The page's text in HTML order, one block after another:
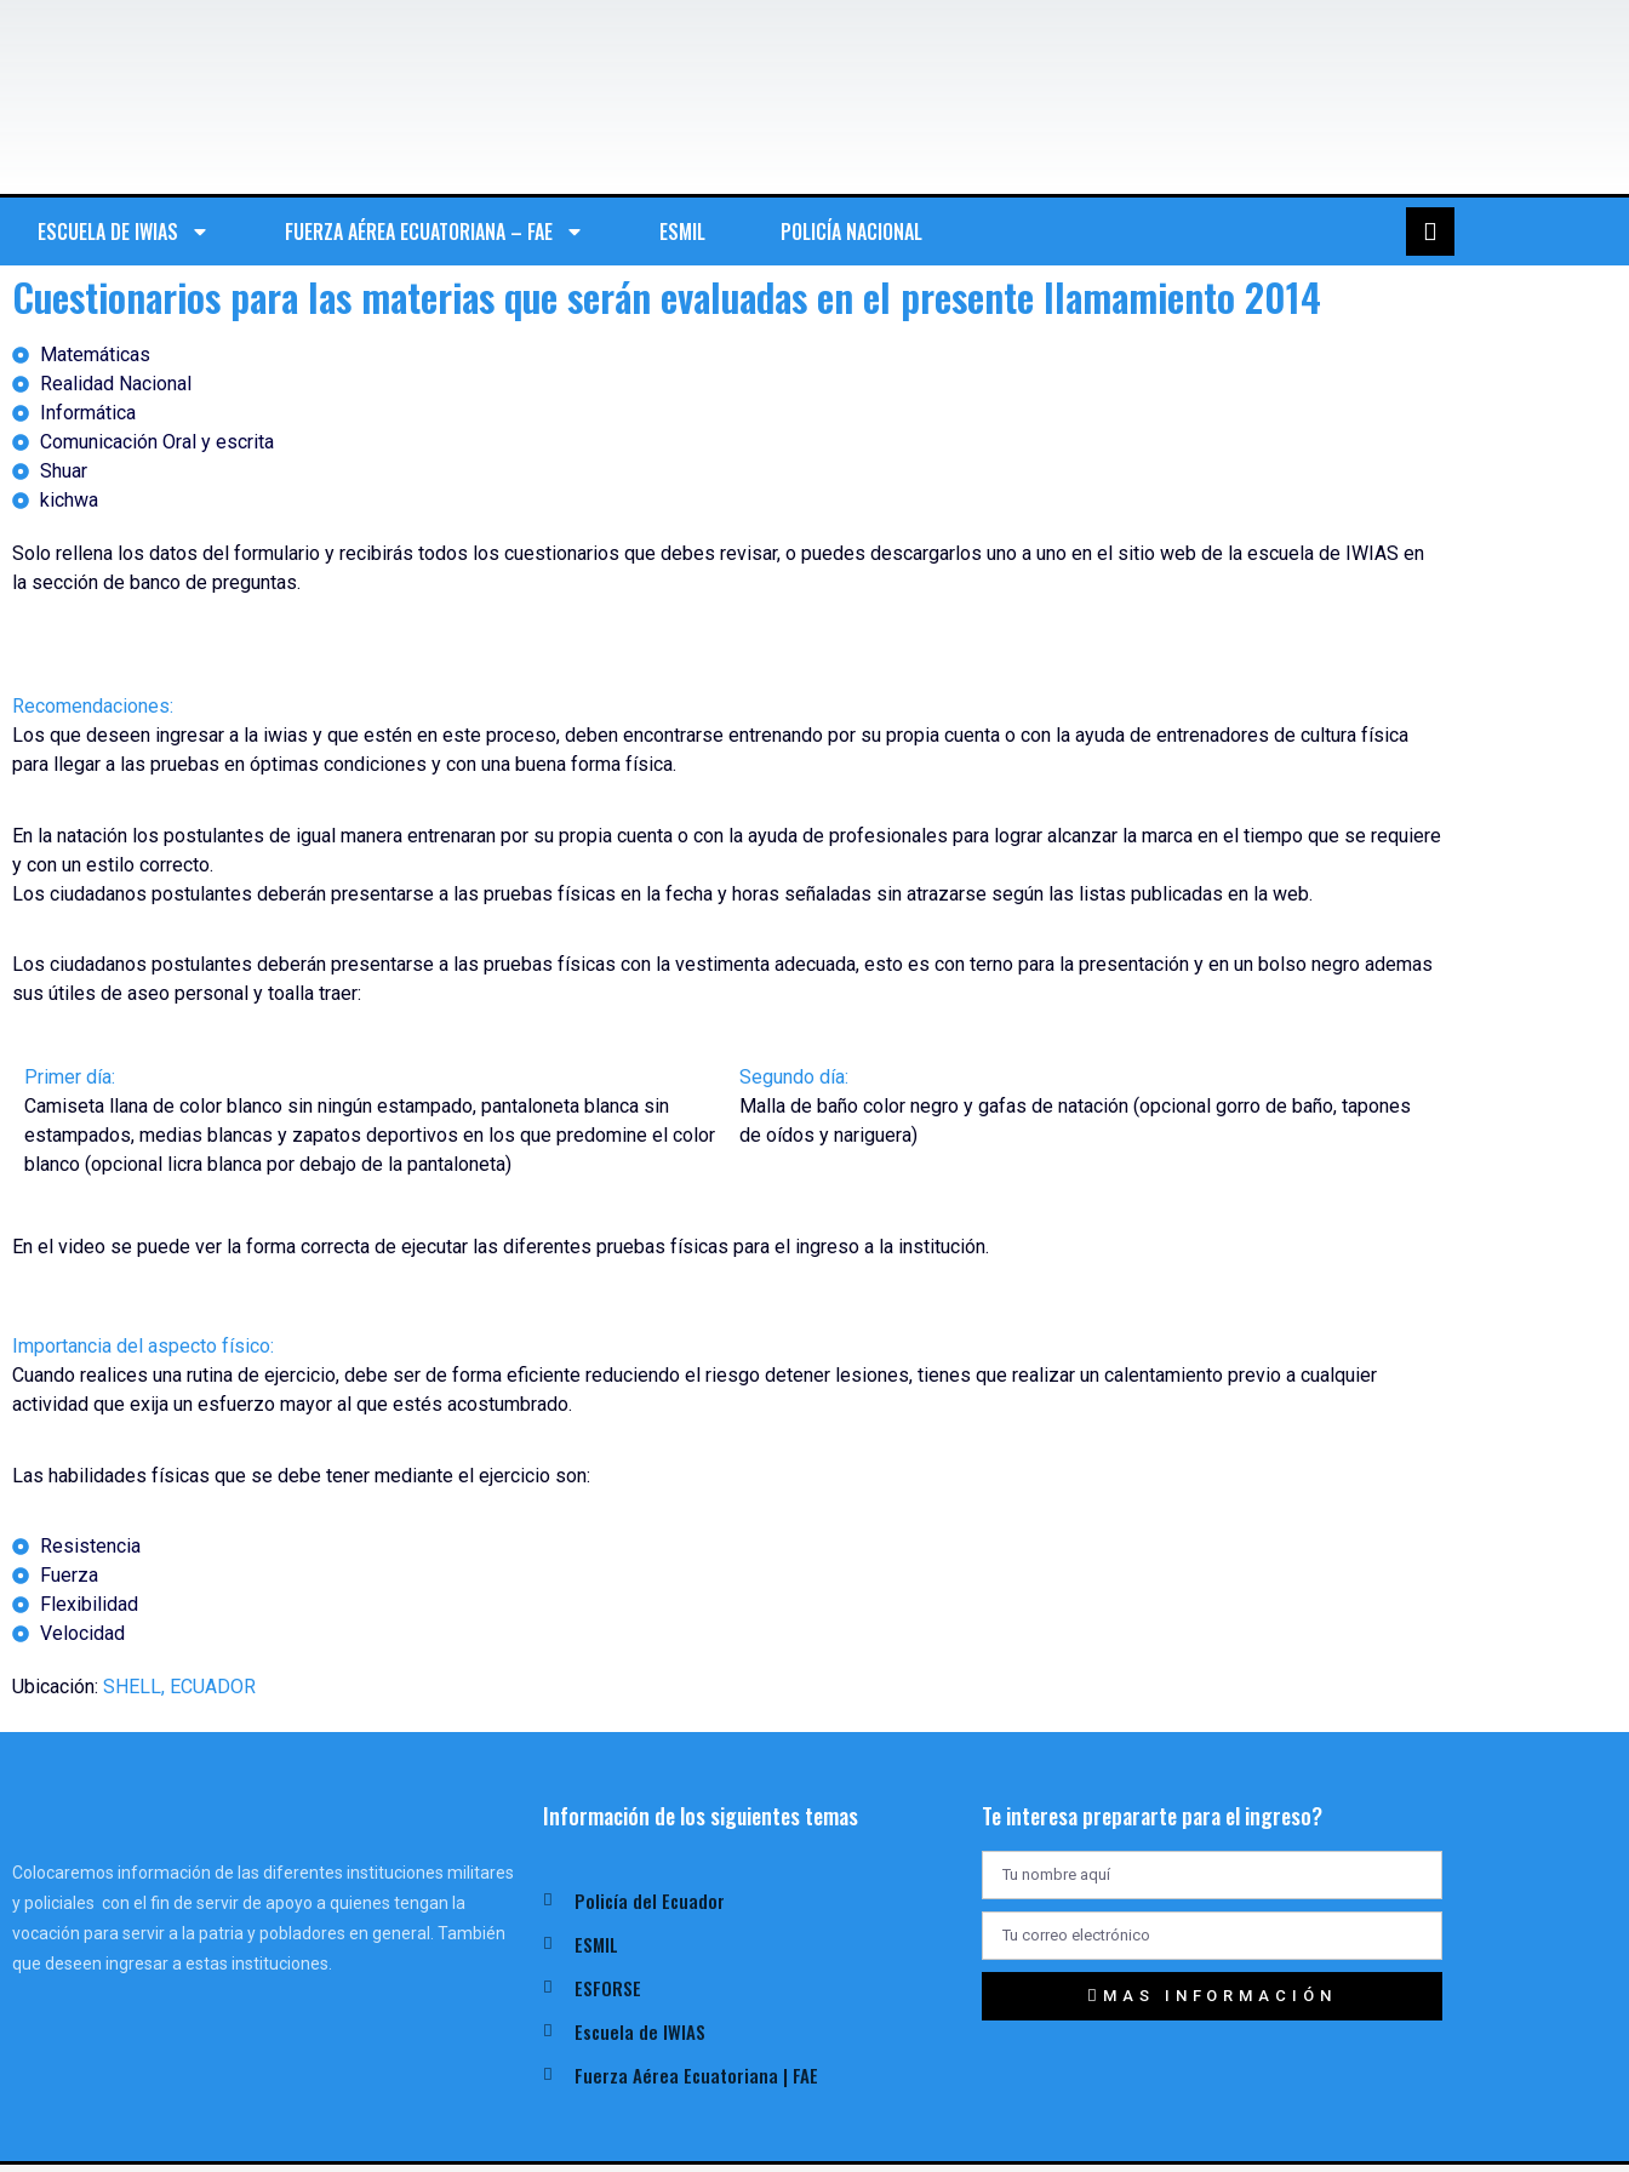
ESCUELA DE IWIAS FUERZA AÉREA ECUATORIANA – FAE ESMIL POLICÍA NACIONAL
Cuestionarios para las materias que serán evaluadas en el presente llamamiento 2014
Matemáticas
Realidad Nacional
Informática
Comunicación Oral y escrita
Shuar
kichwa
Solo rellena los datos del formulario y recibirás todos los cuestionarios que debes revisar, o puedes descargarlos uno a uno en el sitio web de la escuela de IWIAS en
la sección de banco de preguntas.
Recomendaciones:
Los que deseen ingresar a la iwias y que estén en este proceso, deben encontrarse entrenando por su propia cuenta o con la ayuda de entrenadores de cultura física
para llegar a las pruebas en óptimas condiciones y con una buena forma física.
En la natación los postulantes de igual manera entrenaran por su propia cuenta o con la ayuda de profesionales para lograr alcanzar la marca en el tiempo que se requiere
y con un estilo correcto.
Los ciudadanos postulantes deberán presentarse a las pruebas físicas en la fecha y horas señaladas sin atrazarse según las listas publicadas en la web.
Los ciudadanos postulantes deberán presentarse a las pruebas físicas con la vestimenta adecuada, esto es con terno para la presentación y en un bolso negro ademas
sus útiles de aseo personal y toalla traer:
Primer día:
Camiseta llana de color blanco sin ningún estampado, pantaloneta blanca sin
estampados, medias blancas y zapatos deportivos en los que predomine el color
blanco (opcional licra blanca por debajo de la pantaloneta)
Segundo día:
Malla de baño color negro y gafas de natación (opcional gorro de baño, tapones
de oídos y nariguera)
En el video se puede ver la forma correcta de ejecutar las diferentes pruebas físicas para el ingreso a la institución.
Importancia del aspecto físico:
Cuando realices una rutina de ejercicio, debe ser de forma eficiente reduciendo el riesgo detener lesiones, tienes que realizar un calentamiento previo a cualquier
actividad que exija un esfuerzo mayor al que estés acostumbrado.
Las habilidades físicas que se debe tener mediante el ejercicio son:
Resistencia
Fuerza
Flexibilidad
Velocidad
Ubicación: SHELL, ECUADOR
Colocaremos información de las diferentes instituciones militares
y policiales con el fin de servir de apoyo a quienes tengan la
vocación para servir a la patria y pobladores en general. También
que deseen ingresar a estas instituciones.
Información de los siguientes temas
Policía del Ecuador
ESMIL
ESFORSE
Escuela de IWIAS
Fuerza Aérea Ecuatoriana | FAE
Te interesa prepararte para el ingreso?
MAS INFORMACIÓN